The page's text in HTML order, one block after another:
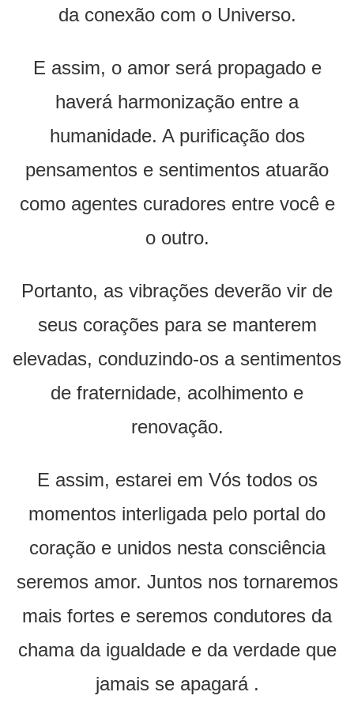
da conexão com o Universo.
E assim, o amor será propagado e
haverá harmonização entre a
humanidade. A purificação dos
pensamentos e sentimentos atuarão
como agentes curadores entre você e
o outro.
Portanto, as vibrações deverão vir de
seus corações para se manterem
elevadas, conduzindo-os a sentimentos
de fraternidade, acolhimento e
renovação.
E assim, estarei em Vós todos os
momentos interligada pelo portal do
coração e unidos nesta consciência
seremos amor. Juntos nos tornaremos
mais fortes e seremos condutores da
chama da igualdade e da verdade que
jamais se apagará .